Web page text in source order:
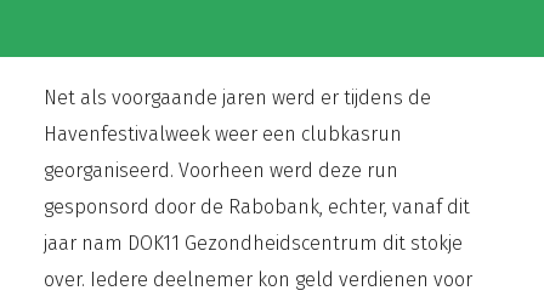
Net als voorgaande jaren werd er tijdens de
Havenfestivalweek weer een clubkasrun
georganiseerd. Voorheen werd deze run
gesponsord door de Rabobank, echter, vanaf dit
jaar nam DOK11 Gezondheidscentrum dit stokje
over. Iedere deelnemer kon geld verdienen voor